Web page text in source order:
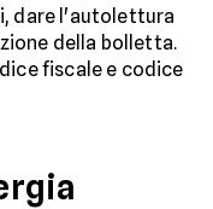
dare l'autolettura
della bolletta.
fiscale e codice